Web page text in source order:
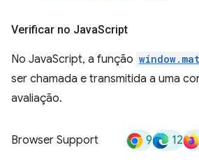
Verificar no JavaScript
No JavaScript, a função
ser chamada e transmitida a uma
avaliação.
Browser Support 9 12